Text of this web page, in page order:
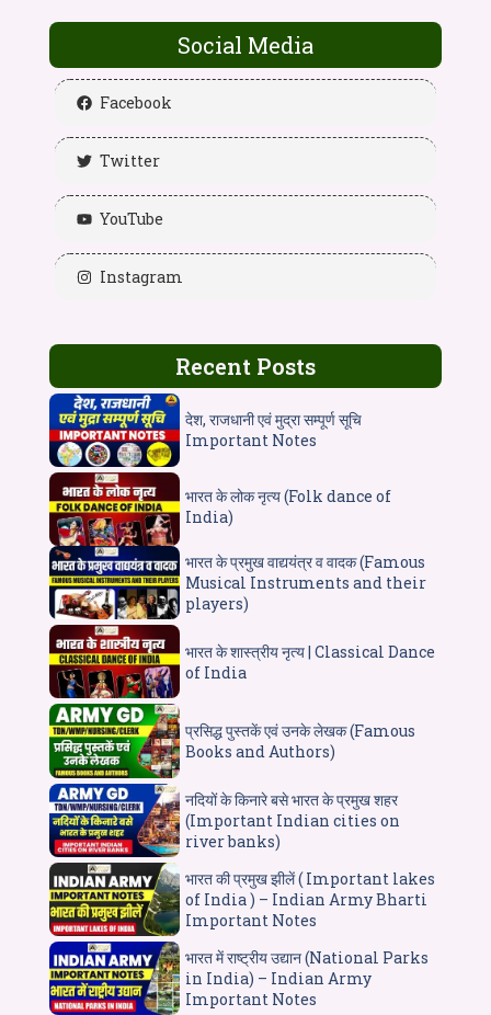
Social Media
Facebook
Twitter
YouTube
Instagram
Recent Posts
देश, राजधानी एवं मुद्रा सम्पूर्ण सूचि
Important Notes
भारत के लोक नृत्य (Folk dance of
India)
भारत के प्रमुख वाद्ययंत्र व वादक (Famous
Musical Instruments and their
players)
भारत के शास्त्रीय नृत्य | Classical Dance
of India
प्रसिद्ध पुस्तकें एवं उनके लेखक (Famous
Books and Authors)
नदियों के किनारे बसे भारत के प्रमुख शहर
(Important Indian cities on
river banks)
भारत की प्रमुख झीलें ( Important lakes
of India ) – Indian Army Bharti
Important Notes
भारत में राष्ट्रीय उद्यान (National Parks
in India) – Indian Army
Important Notes